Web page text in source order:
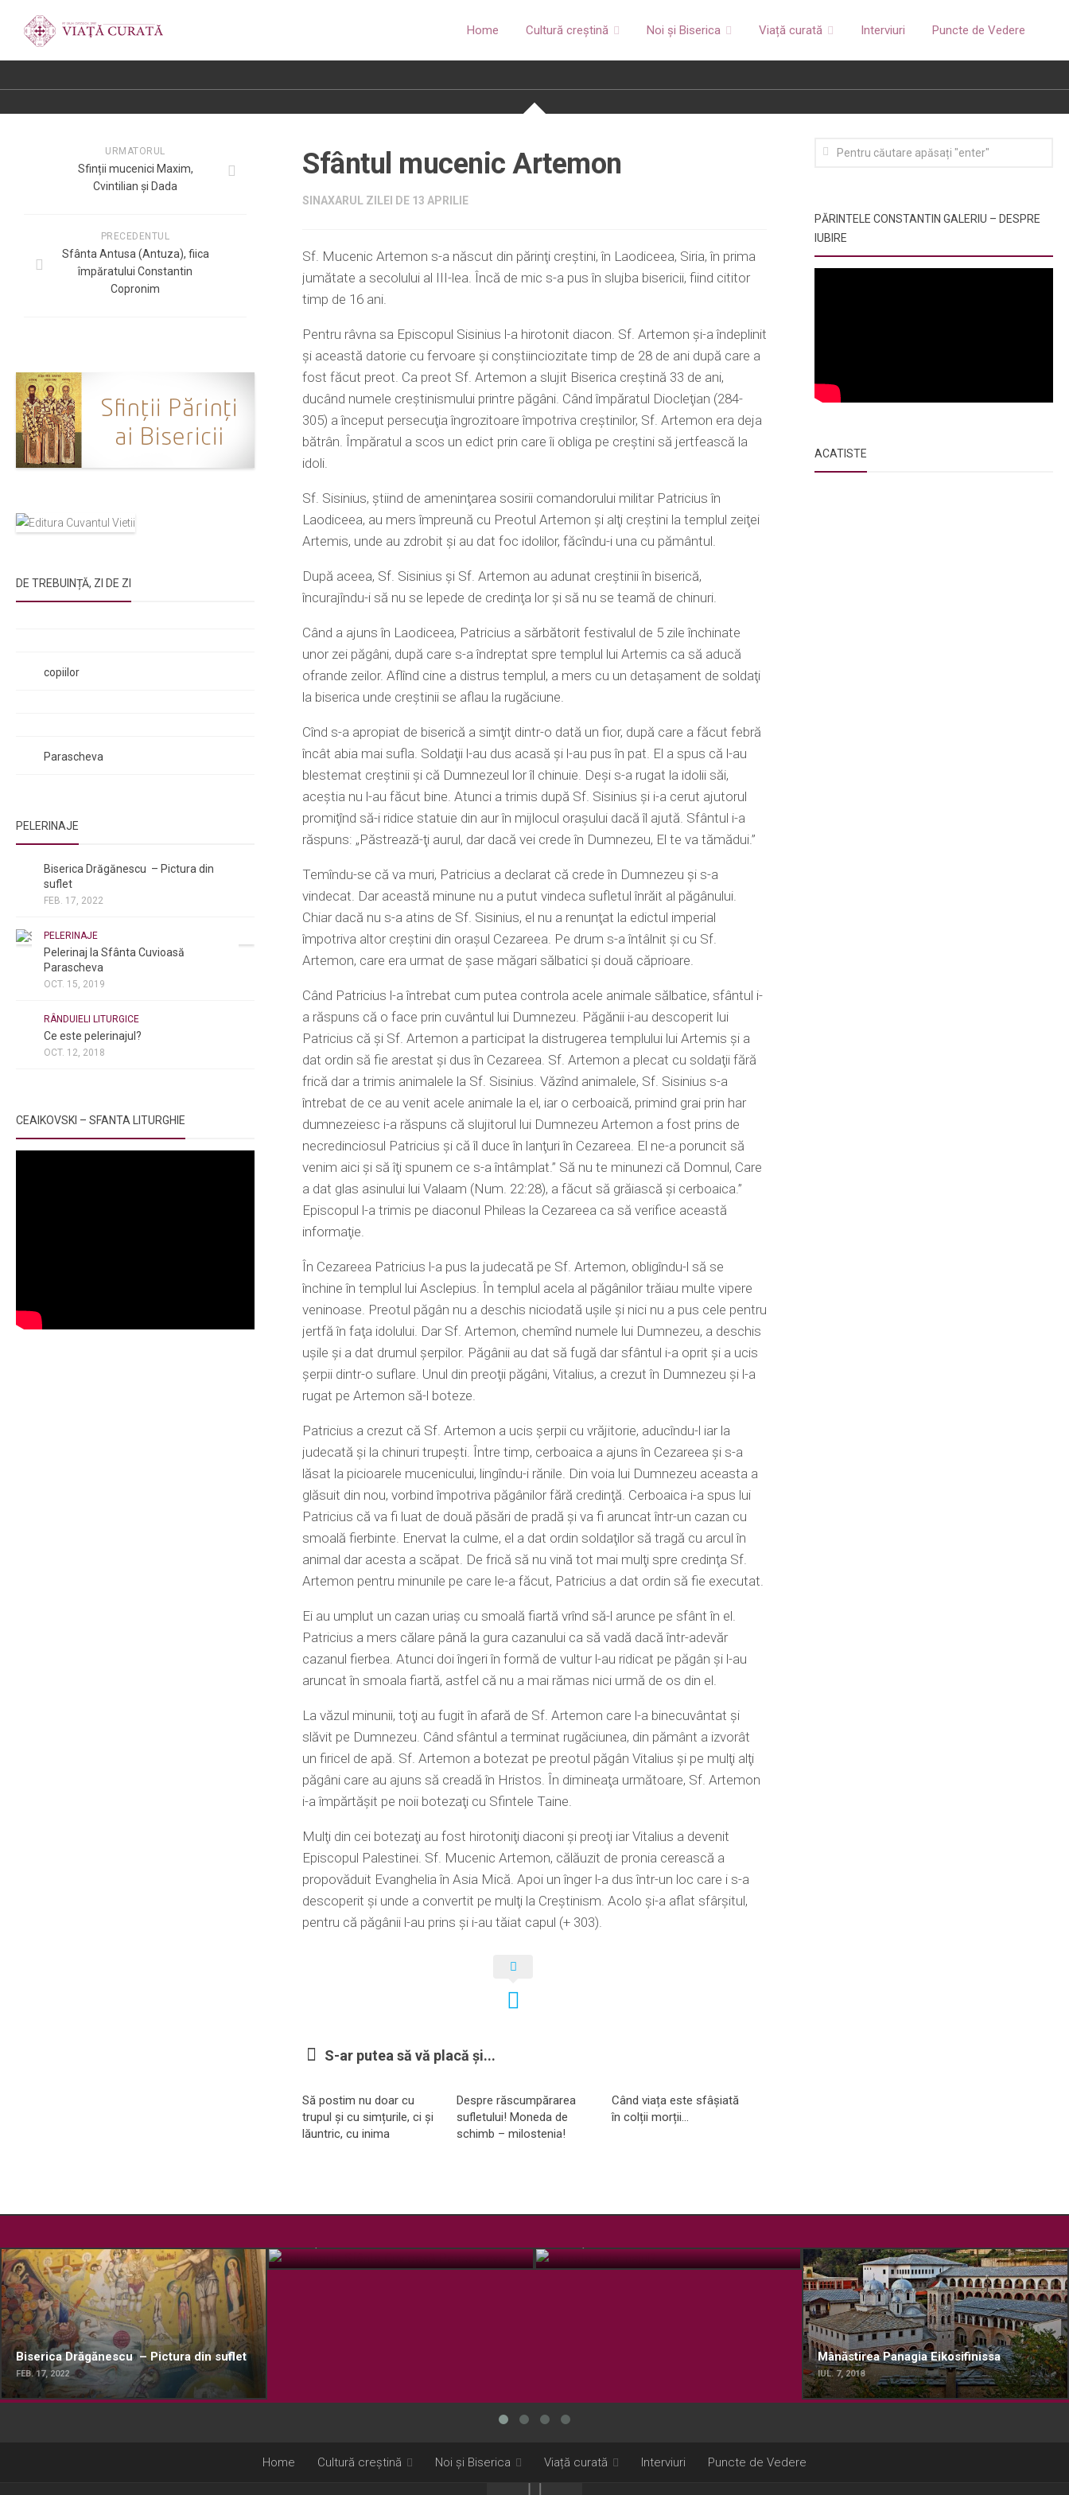
Home Cultură creștină Noi și Biserica Viață curată Interviuri Puncte de Vedere
Sfântul mucenic Artemon
SINAXARUL ZILEI DE 13 APRILIE
Sf. Mucenic Artemon s-a născut din părinţi creştini, în Laodiceea, Siria, în prima
jumătate a secolului al III-lea. Încă de mic s-a pus în slujba bisericii, fiind cititor
timp de 16 ani.
Pentru râvna sa Episcopul Sisinius l-a hirotonit diacon. Sf. Artemon şi-a îndeplinit
şi această datorie cu fervoare şi conştiinciozitate timp de 28 de ani după care a
fost făcut preot. Ca preot Sf. Artemon a slujit Biserica creştină 33 de ani,
ducând numele creştinismului printre păgâni. Când împăratul Diocleţian (284-
305) a început persecuţia îngrozitoare împotriva creştinilor, Sf. Artemon era deja
bătrân. Împăratul a scos un edict prin care îi obliga pe creştini să jertfească la
idoli.
Sf. Sisinius, ştiind de ameninţarea sosirii comandorului militar Patricius în
Laodiceea, au mers împreună cu Preotul Artemon şi alţi creştini la templul zeiţei
Artemis, unde au zdrobit şi au dat foc idolilor, făcîndu-i una cu pământul.
După aceea, Sf. Sisinius şi Sf. Artemon au adunat creştinii în biserică,
încurajîndu-i să nu se lepede de credinţa lor şi să nu se teamă de chinuri.
Când a ajuns în Laodiceea, Patricius a sărbătorit festivalul de 5 zile închinate
unor zei păgâni, după care s-a îndreptat spre templul lui Artemis ca să aducă
ofrande zeilor. Aflînd cine a distrus templul, a mers cu un detaşament de soldaţi
la biserica unde creştinii se aflau la rugăciune.
Cînd s-a apropiat de biserică a simţit dintr-o dată un fior, după care a făcut febră
încât abia mai sufla. Soldaţii l-au dus acasă şi l-au pus în pat. El a spus că l-au
blestemat creştinii şi că Dumnezeul lor îl chinuie. Deşi s-a rugat la idolii săi,
aceştia nu l-au făcut bine. Atunci a trimis după Sf. Sisinius şi i-a cerut ajutorul
promiţînd să-i ridice statuie din aur în mijlocul oraşului dacă îl ajută. Sfântul i-a
răspuns: „Păstrează-ţi aurul, dar dacă vei crede în Dumnezeu, El te va tămădui.”
Temîndu-se că va muri, Patricius a declarat că crede în Dumnezeu şi s-a
vindecat. Dar această minune nu a putut vindeca sufletul înrăit al păgânului.
Chiar dacă nu s-a atins de Sf. Sisinius, el nu a renunţat la edictul imperial
împotriva altor creştini din oraşul Cezareea. Pe drum s-a întâlnit şi cu Sf.
Artemon, care era urmat de şase măgari sălbatici şi două căprioare.
Când Patricius l-a întrebat cum putea controla acele animale sălbatice, sfântul i-
a răspuns că o face prin cuvântul lui Dumnezeu. Păgănii i-au descoperit lui
Patricius că şi Sf. Artemon a participat la distrugerea templului lui Artemis şi a
dat ordin să fie arestat şi dus în Cezareea. Sf. Artemon a plecat cu soldaţii fără
frică dar a trimis animalele la Sf. Sisinius. Văzînd animalele, Sf. Sisinius s-a
întrebat de ce au venit acele animale la el, iar o cerboaică, primind grai prin har
dumnezeiesc i-a răspuns că slujitorul lui Dumnezeu Artemon a fost prins de
necredinciosul Patricius şi că îl duce în lanţuri în Cezareea. El ne-a poruncit să
venim aici şi să îţi spunem ce s-a întâmplat.” Să nu te minunezi că Domnul, Care
a dat glas asinului lui Valaam (Num. 22:28), a făcut să grăiască şi cerboaica.”
Episcopul l-a trimis pe diaconul Phileas la Cezareea ca să verifice această
informaţie.
În Cezareea Patricius l-a pus la judecată pe Sf. Artemon, obligîndu-l să se
închine în templul lui Asclepius. În templul acela al păgânilor trăiau multe vipere
veninoase. Preotul păgân nu a deschis niciodată uşile şi nici nu a pus cele pentru
jertfă în faţa idolului. Dar Sf. Artemon, chemînd numele lui Dumnezeu, a deschis
uşile şi a dat drumul şerpilor. Păgânii au dat să fugă dar sfântul i-a oprit şi a ucis
şerpii dintr-o suflare. Unul din preoţii păgâni, Vitalius, a crezut în Dumnezeu şi l-a
rugat pe Artemon să-l boteze.
Patricius a crezut că Sf. Artemon a ucis şerpii cu vrăjitorie, aducîndu-l iar la
judecată şi la chinuri trupeşti. Între timp, cerboaica a ajuns în Cezareea şi s-a
lăsat la picioarele mucenicului, lingîndu-i rănile. Din voia lui Dumnezeu aceasta a
glăsuit din nou, vorbind împotriva păgânilor fără credinţă. Cerboaica i-a spus lui
Patricius că va fi luat de două păsări de pradă şi va fi aruncat într-un cazan cu
smoală fierbinte. Enervat la culme, el a dat ordin soldaţilor să tragă cu arcul în
animal dar acesta a scăpat. De frică să nu vină tot mai mulţi spre credinţa Sf.
Artemon pentru minunile pe care le-a făcut, Patricius a dat ordin să fie executat.
Ei au umplut un cazan uriaş cu smoală fiartă vrînd să-l arunce pe sfânt în el.
Patricius a mers călare până la gura cazanului ca să vadă dacă într-adevăr
cazanul fierbea. Atunci doi îngeri în formă de vultur l-au ridicat pe păgân şi l-au
aruncat în smoala fiartă, astfel că nu a mai rămas nici urmă de os din el.
La văzul minunii, toţi au fugit în afară de Sf. Artemon care l-a binecuvântat şi
slăvit pe Dumnezeu. Când sfântul a terminat rugăciunea, din pământ a izvorât
un firicel de apă. Sf. Artemon a botezat pe preotul păgân Vitalius şi pe mulţi alţi
păgâni care au ajuns să creadă în Hristos. În dimineaţa următoare, Sf. Artemon
i-a împărtăşit pe noii botezaţi cu Sfintele Taine.
Mulţi din cei botezaţi au fost hirotoniţi diaconi şi preoţi iar Vitalius a devenit
Episcopul Palestinei. Sf. Mucenic Artemon, călăuzit de pronia cerească a
propovăduit Evanghelia în Asia Mică. Apoi un înger l-a dus într-un loc care i s-a
descoperit şi unde a convertit pe mulţi la Creştinism. Acolo şi-a aflat sfârşitul,
pentru că păgânii l-au prins şi i-au tăiat capul (+ 303).
S-ar putea să vă placă și...
Să postim nu doar cu
trupul și cu simțurile, ci și
lăuntric, cu inima
Despre răscumpărarea
sufletului! Moneda de
schimb – milostenia!
Când viața este sfâșiată
în colții morții…
URMATORUL
Sfinții mucenici Maxim,
Cvintilian și Dada
PRECEDENTUL
Sfânta Antusa (Antuza), fiica
împăratului Constantin
Copronim
DE TREBUINȚĂ, ZI DE ZI
copiilor
Parascheva
PELERINAJE
Biserica Drăgănescu – Pictura din
suflet
FEB. 17, 2022
PELERINAJE
Pelerinaj la Sfânta Cuvioasă
Parascheva
OCT. 15, 2019
RÂNDUIELI LITURGICE
Ce este pelerinajul?
OCT. 12, 2018
CEAIKOVSKI – SFANTA LITURGHIE
PĂRINTELE CONSTANTIN GALERIU – DESPRE
IUBIRE
ACATISTE
Biserica Drăgănescu – Pictura din suflet
FEB. 17, 2022
Mânăstirea Panagia Eikosifinissa
IUL. 7, 2018
Home Cultură creștină Noi și Biserica Viață curată Interviuri Puncte de Vedere